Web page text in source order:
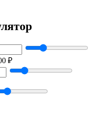
₽